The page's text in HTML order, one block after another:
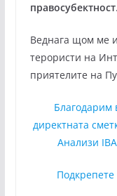
правосубектност.
Веднага щом ме
терористи на
приятелите на
Благодарим
директната
Анализи